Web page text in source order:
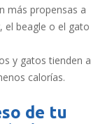
más propensas a
el beagle o el gato
y gatos tienden a
calorías.
de tu